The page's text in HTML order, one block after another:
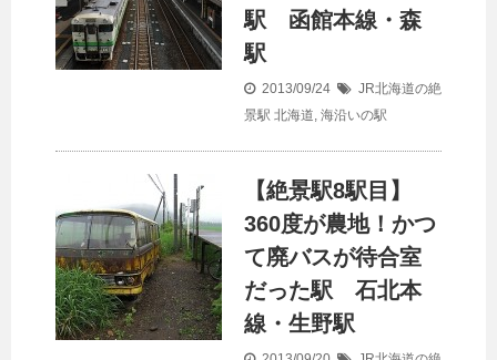
駅 函館本線・森
駅
2013/09/24
JR北海道の絶
景駅 北海道, 海沿いの駅
【絶景駅8駅目】
360度が農地！かつ
て廃バスが待合室
だった駅 石北本
線・生野駅